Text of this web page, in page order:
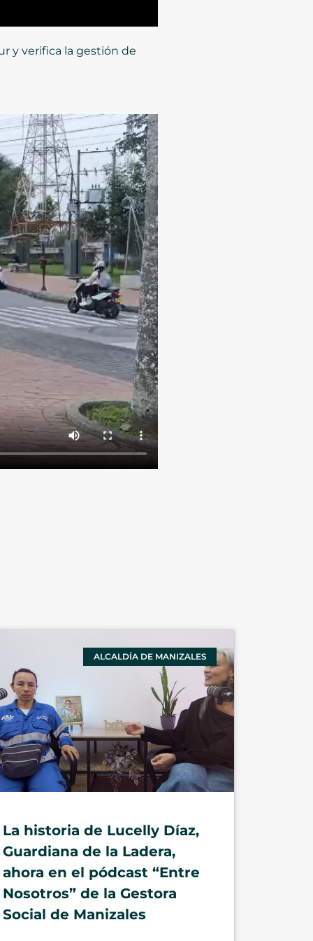
y verifica la gestión de
ALCALDÍA DE MANIZALES
La historia de Lucelly Díaz,
Guardiana de la Ladera,
ahora en el pódcast “Entre
Nosotros” de la Gestora
Social de Manizales